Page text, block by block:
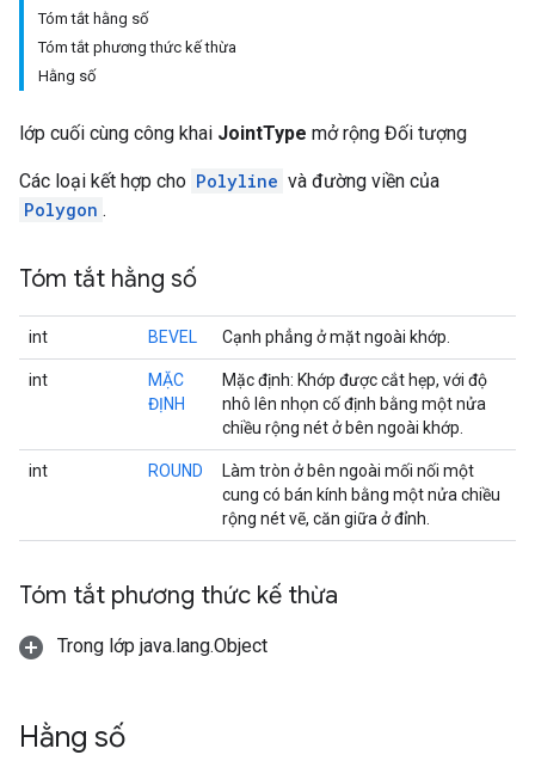
Tóm tắt hằng số
Tóm tắt phương thức kế thừa
Hằng số
lớp cuối cùng công khai JointType mở rộng Đối tượng
Các loại kết hợp cho Polyline và đường viền của
Polygon .
Tóm tắt hằng số
int BEVEL Cạnh phẳng ở mặt ngoài khớp.
int
MẶC
ĐỊNH
Mặc định: Khớp được cắt hẹp, với độ
nhô lên nhọn cố định bằng một nửa
chiều rộng nét ở bên ngoài khớp.
int ROUND
Làm tròn ở bên ngoài mối nối một
cung có bán kính bằng một nửa chiều
rộng nét vẽ, căn giữa ở đỉnh.
Tóm tắt phương thức kế thừa
Trong lớp java.lang.Object
Hằng số